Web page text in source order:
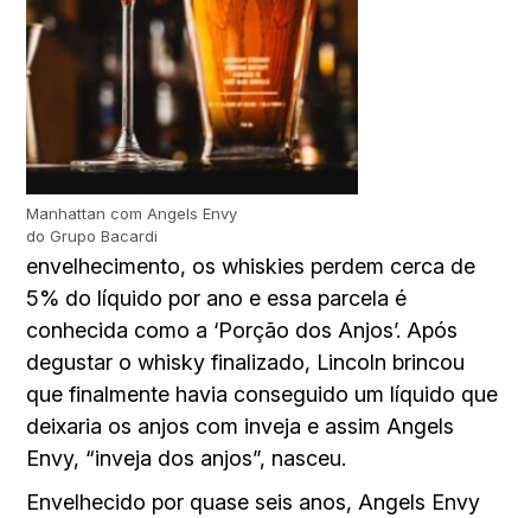
Manhattan com Angels Envy
do Grupo Bacardi
envelhecimento, os whiskies perdem cerca de
5% do líquido por ano e essa parcela é
conhecida como a ‘Porção dos Anjos’. Após
degustar o whisky finalizado, Lincoln brincou
que finalmente havia conseguido um líquido que
deixaria os anjos com inveja e assim Angels
Envy, “inveja dos anjos”, nasceu.
Envelhecido por quase seis anos, Angels Envy